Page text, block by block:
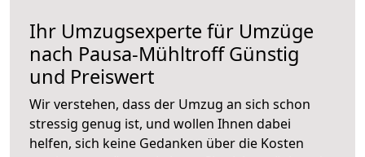
Ihr Umzugsexperte für Umzüge
nach Pausa-MühltroffGünstig
und Preiswert
Wir verstehen, dass der Umzug an sich schon
stressig genug ist, und wollen Ihnen dabei
helfen, sich keine Gedanken über die Kosten